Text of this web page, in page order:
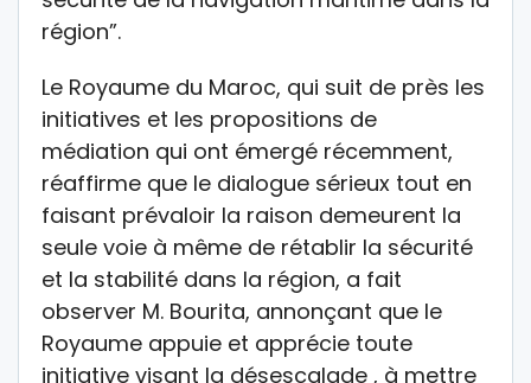
région”.
Le Royaume du Maroc, qui suit de près les
initiatives et les propositions de
médiation qui ont émergé récemment,
réaffirme que le dialogue sérieux tout en
faisant prévaloir la raison demeurent la
seule voie à même de rétablir la sécurité
et la stabilité dans la région, a fait
observer M. Bourita, annonçant que le
Royaume appuie et apprécie toute
initiative visant la désescalade , à mettre